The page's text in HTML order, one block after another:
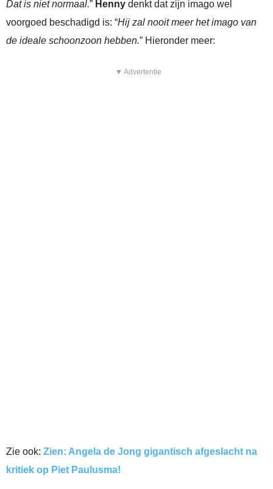
Dat is niet normaal.” Henny denkt dat zijn imago wel
voorgoed beschadigd is: “Hij zal nooit meer het imago van
de ideale schoonzoon hebben.” Hieronder meer:
▼ Advertentie
Zie ook: Zien: Angela de Jong gigantisch afgeslacht na
kritiek op Piet Paulusma!